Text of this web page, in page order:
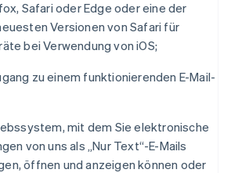
Safari oder Edge oder eine der
Versionen von Safari für
bei Verwendung von iOS;
zu einem funktionierenden E-Mail-
mit dem Sie elektronische
von uns als „Nur Text“-E-Mails
öffnen und anzeigen können oder